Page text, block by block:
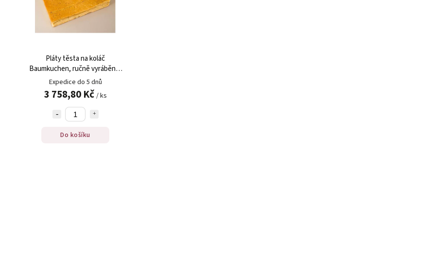
Pláty těsta na koláč
Baumkuchen, ručně vyráběné,
31x26x5cm, zmraz., 2 kg
Expedice do 5 dnů
3 758,80 Kč / ks
Do košíku